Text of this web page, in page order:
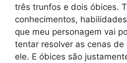
três trunfos e dois óbices.
conhecimentos,
que meu personagem vai
tentar resolver as cenas de
ele. E óbices são